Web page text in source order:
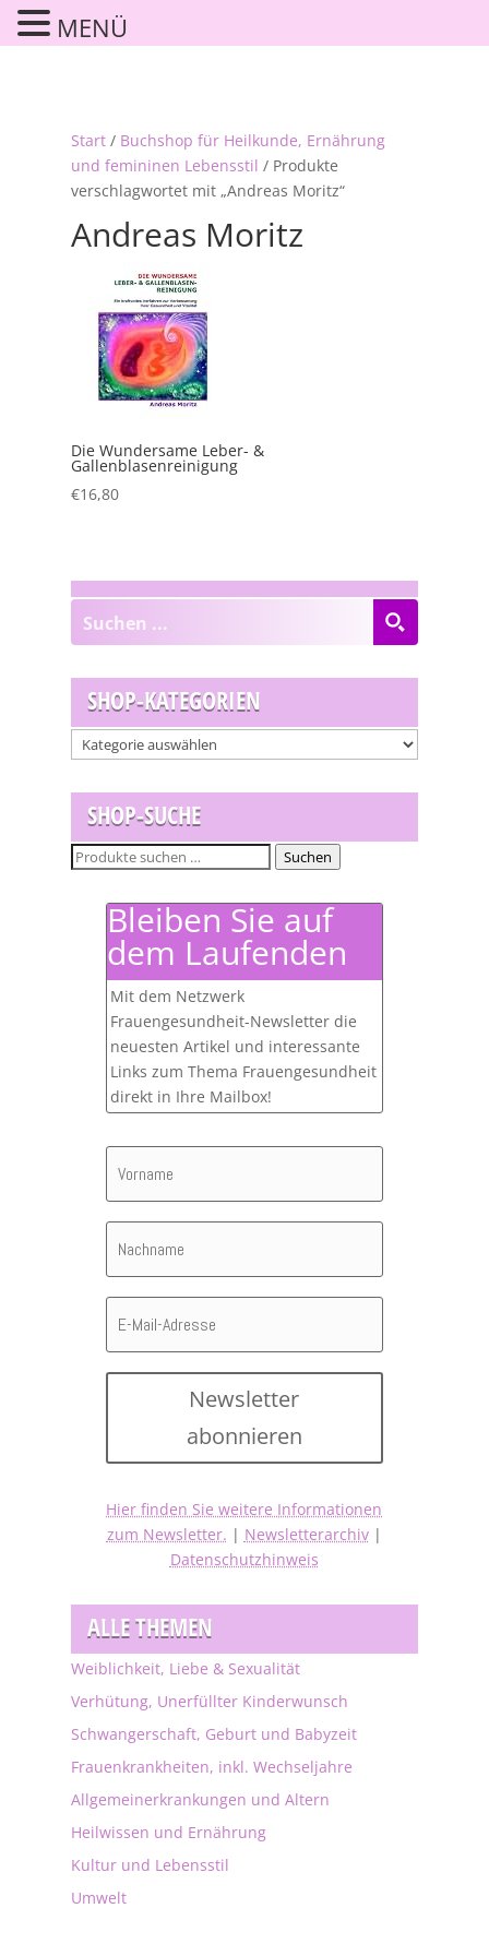
Start/ Buchshop für Heilkunde, Ernährung
und femininen Lebensstil / Produkte
verschlagwortet mit „Andreas Moritz“
Andreas Moritz
Die Wundersame Leber- &
Gallenblasenreinigung
€16,80
SHOP-KATEGORIEN
SHOP-SUCHE
Suchen
Suchen
Bleiben Sie auf
dem Laufenden
Mit dem Netzwerk
Frauengesundheit-Newsletter die
neuesten Artikel und interessante
Links zum Thema Frauengesundheit
direkt in Ihre Mailbox!
Newsletter
abonnieren
Hier finden Sie weitere Informationen
zum Newsletter. | Newsletterarchiv|
Datenschutzhinweis
ALLE THEMEN
Weiblichkeit, Liebe & Sexualität
Verhütung, Unerfüllter Kinderwunsch
Schwangerschaft, Geburt und Babyzeit
Frauenkrankheiten, inkl. Wechseljahre
Allgemeinerkrankungen und Altern
Heilwissen und Ernährung
Kultur und Lebensstil
Umwelt
MENÜ